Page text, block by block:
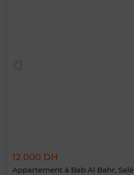
12 000 DH
Appartement à Bab Al Bahr, Salé